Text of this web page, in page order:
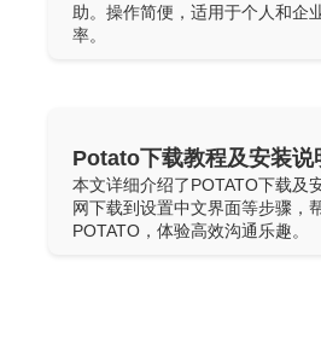
助。操作简便，适用于个人和企
率。
Potato下载教程及安装说
本文详细介绍了POTATO下载及
网下载到设置中文界面等步骤，
POTATO，体验高效沟通乐趣。